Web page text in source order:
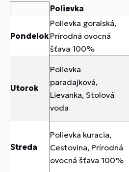
Polievka
Pondelok
Polievka goralská,
Prírodná ovocná
šťava 100%
Utorok
Polievka
paradajková,
Lievanka, Stolová
voda
Streda
Polievka kuracia,
Cestovina, Prírodná
ovocná šťava 100%